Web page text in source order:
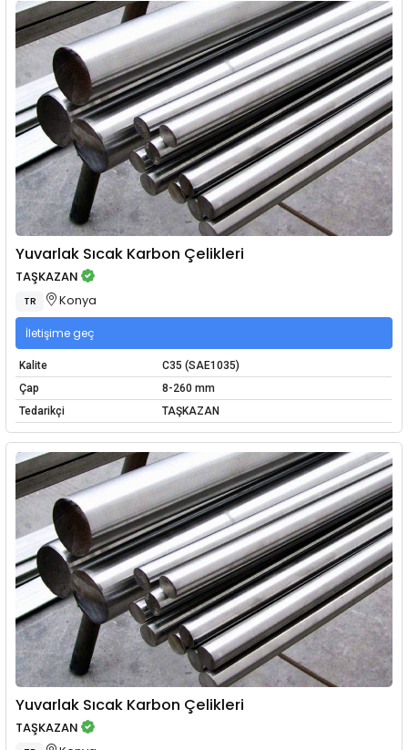
Yuvarlak Sıcak Karbon Çelikleri
TAŞKAZAN
TR Konya
İletişime geç
Kalite
C35 (SAE1035)
Çap
8-260 mm
Tedarikçi
TAŞKAZAN
Yuvarlak Sıcak Karbon Çelikleri
TAŞKAZAN